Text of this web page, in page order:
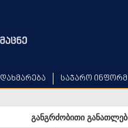
დახმარება საჯარო
განგრძობითი